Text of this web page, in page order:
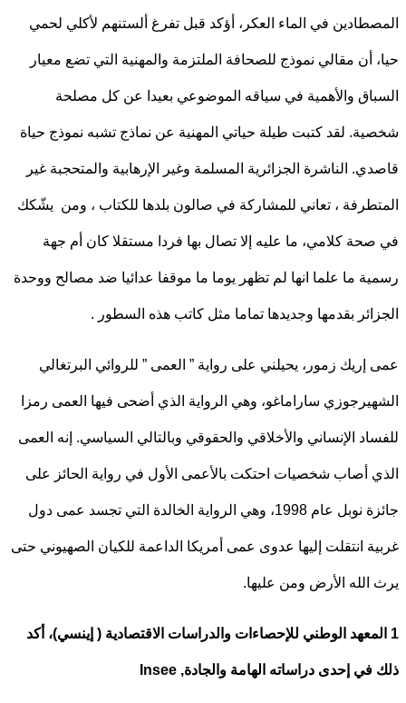
في الماء العكر، أؤكد قبل تفرغ ألستنهم لأكلي لحمي
أن مقالي نموذج للصحافة الملتزمة والمهنية التي تضع معيار
والأهمية في سياقه الموضوعي بعيدا عن كل مصلحة
لقد كتبت طيلة حياتي المهنية عن نماذج تشبه نموذج حياة
الناشرة الجزائرية المسلمة وغير الإرهابية والمتحجبة غير
، تعاني للمشاركة في صالون بلدها للكتاب ، ومن يشّكك
كلامي، ما عليه إلا تصال بها فردا مستقلا كان أم جهة
ما علما انها لم تظهر يوما ما موقفا عدائيا ضد مصالح ووحدة
بقدمها وجديدها تماما مثل كاتب هذه السطور .
زمور، يحيلني على رواية ” العمى ” للروائي البرتغالي
ساراماغو، وهي الرواية الذي أضحى فيها العمى رمزا
الإنساني والأخلاقي والحقوقي وبالتالي السياسي. إنه العمى
أصاب شخصيات احتكت بالأعمى الأول في رواية الحائز على
جائزة نوبل عام 1998، وهي الرواية الخالدة التي تجسد عمى دول
انتقلت إليها عدوى عمى أمريكا الداعمة للكيان الصهيوني حتى
الأرض ومن عليها.
الوطني للإحصاءات والدراسات الاقتصادية ( إينسي)، أكد
إحدى دراساته الهامة والجادة,Insee